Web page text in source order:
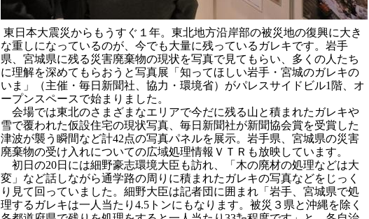
東日本大震災からもうすぐ１年。東北地方沿岸部の被災地の復興に大き
な重しになっているのが、今でも大量に残っているガレキです。岩手
県、宮城県に残る災害廃棄物の現状を写真で見てもらい、多くの人たち
に理解を深めてもらおうと写真展「知ってほしい岩手・宮城のガレキの
いま」（主催・毎日新聞社、協力・環境省）がパレスサイドビル1階、オ
ープンスペースで始まりました。
会場では東北のさまざまなエリアで今だに残る山と積まれたガレキや
雪で覆われた仮設住宅の現状写真、毎日新聞社が新聞協会賞を受賞した
津波が襲う瞬間など計42点の写真パネルを展示。岩手県、宮城県の災害
廃棄物の受け入れについての広域処理情報ＶＴＲも放映しています。
初日の20日には細野豪志環境大臣も訪れ、「木の廃材の処理などは大
変」など話しながら通学路の周りに積まれたガレキの写真などをじっく
り見て回っていました。細野大臣は記者団に囲まれ「岩手、宮城県で処
理するガレキは一人当たり 4.5 トンにもなります。被災３県と沖縄を除く